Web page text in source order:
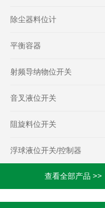
除尘器料位计
平衡容器
射频导纳物位开关
音叉液位开关
阻旋料位开关
浮球液位开关/控制器
查看全部产品 >>